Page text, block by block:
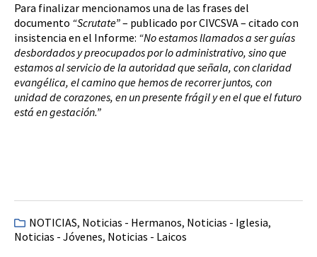
Para finalizar mencionamos una de las frases del
documento “Scrutate”– publicado por CIVCSVA – citado con
insistencia en el Informe: “No estamos llamados a ser guías
desbordados y preocupados por lo administrativo, sino que
estamos al servicio de la autoridad que señala, con claridad
evangélica, el camino que hemos de recorrer juntos, con
unidad de corazones, en un presente frágil y en el que el futuro
está en gestación.”
NOTICIAS, Noticias - Hermanos, Noticias - Iglesia,
Noticias - Jóvenes, Noticias - Laicos